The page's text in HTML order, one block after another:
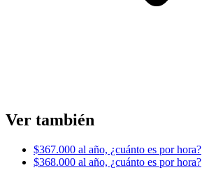
Ver también
$367.000 al año, ¿cuánto es por hora?
$368.000 al año, ¿cuánto es por hora?